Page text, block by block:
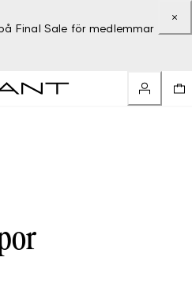
Final Sale för medlemmar